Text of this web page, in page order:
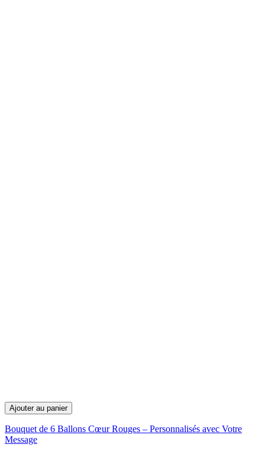
Ajouter au panier
Bouquet de 6 Ballons Cœur Rouges – Personnalisés avec Votre
Message